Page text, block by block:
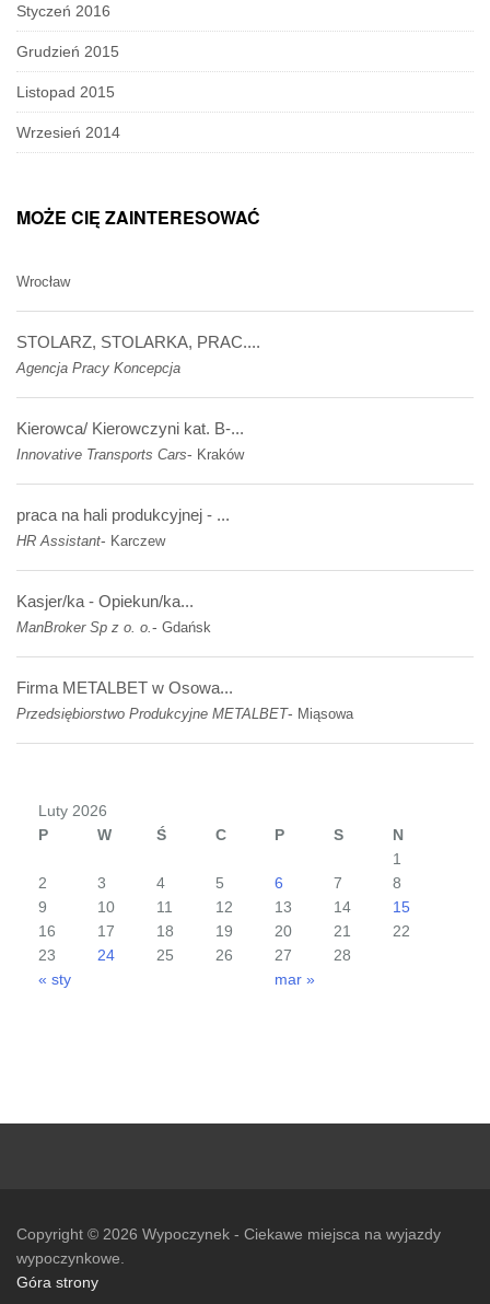
Styczeń 2016
Grudzień 2015
Listopad 2015
Wrzesień 2014
MOŻE CIĘ ZAINTERESOWAĆ
Wrocław
STOLARZ, STOLARKA, PRAC....
Agencja Pracy Koncepcja
Kierowca/ Kierowczyni kat. B-...
Innovative Transports Cars- Kraków
praca na hali produkcyjnej - ...
HR Assistant- Karczew
Kasjer/ka - Opiekun/ka...
ManBroker Sp z o. o.- Gdańsk
Firma METALBET w Osowa...
Przedsiębiorstwo Produkcyjne METALBET- Miąsowa
Luty 2026
P
W Ś C P S N
« sty mar »
1
2
3 4 5 6 7
8
9
10 11 12 13 14
15
16
17 18 19 20 21
22
23
24 25 26 27 28
Copyright © 2026 Wypoczynek - Ciekawe miejsca na wyjazdy
wypoczynkowe.
Góra strony